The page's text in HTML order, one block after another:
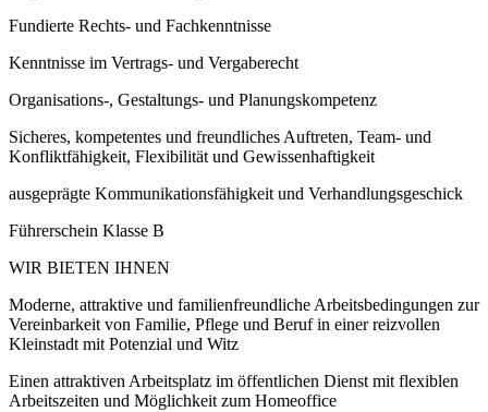
Fundierte Rechts- und Fachkenntnisse
Kenntnisse im Vertrags- und Vergaberecht
Organisations-, Gestaltungs- und Planungskompetenz
Sicheres, kompetentes und freundliches Auftreten, Team- und
Konfliktfähigkeit, Flexibilität und Gewissenhaftigkeit
ausgeprägte Kommunikationsfähigkeit und Verhandlungsgeschick
Führerschein Klasse B
WIR BIETEN IHNEN
Moderne, attraktive und familienfreundliche Arbeitsbedingungen zur
Vereinbarkeit von Familie, Pflege und Beruf in einer reizvollen
Kleinstadt mit Potenzial und Witz
Einen attraktiven Arbeitsplatz im öffentlichen Dienst mit flexiblen
Arbeitszeiten und Möglichkeit zum Homeoffice